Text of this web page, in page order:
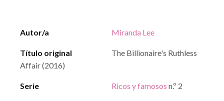
Autor/a Miranda Lee
Título original
The Billionaire's Ruthless
Affair (2016)
Serie Ricos y famosos n.º 2